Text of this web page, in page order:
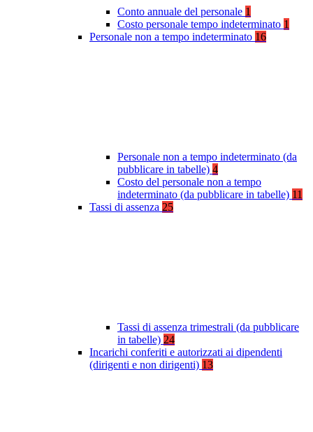
Conto annuale del personale 1
Costo personale tempo indeterminato 1
Personale non a tempo indeterminato 16
Personale non a tempo indeterminato (da
pubblicare in tabelle) 4
Costo del personale non a tempo
indeterminato (da pubblicare in tabelle) 11
Tassi di assenza 25
Tassi di assenza trimestrali (da pubblicare
in tabelle) 24
Incarichi conferiti e autorizzati ai dipendenti
(dirigenti e non dirigenti) 13